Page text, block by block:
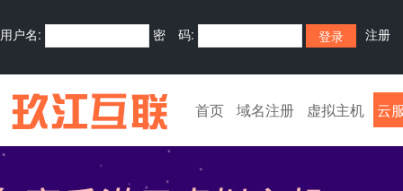
用户名: 密 码: 注册
首页 域名注册 虚拟主机 云